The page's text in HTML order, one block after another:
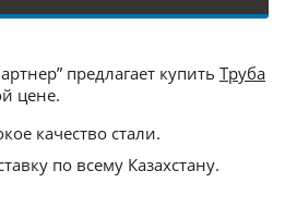
предлагает купить Труба
цене.
качество стали.
по всему Казахстану.